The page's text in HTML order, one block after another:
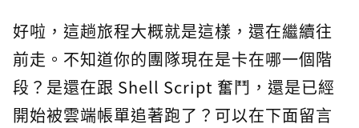
好啦，這趟旅程大概就是這樣，還在繼續往
前走。不知道你的團隊現在是卡在哪一個階
段？是還在跟 Shell Script 奮鬥，還是已經
開始被雲端帳單追著跑了？可以在下面留言